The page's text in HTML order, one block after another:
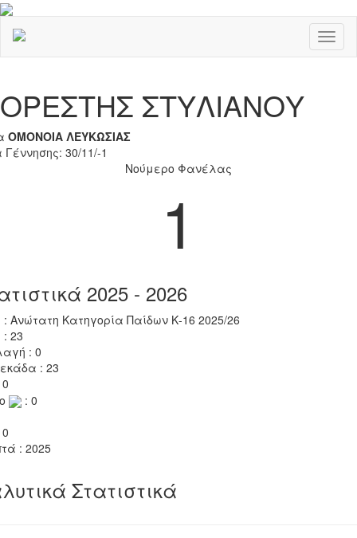
ΟΡΕΣΤΗΣ ΣΤΥΛΙΑΝΟΥ
ΟΜΟΝΟΙΑ ΛΕΥΚΩΣΙΑΣ
30/11/-1
Νούμερο Φανέλας
1
2025 - 2026
: Ανώτατη Κατηγορία Παίδων Κ-16 2025/26
23
: 0
: 23
: 0
: 2025
Στατιστικά